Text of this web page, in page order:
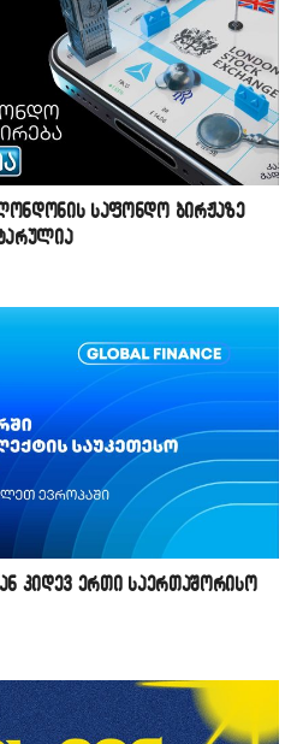
საფონდო ბირჟაზე
კიდევ ერთი საერთაშორისო